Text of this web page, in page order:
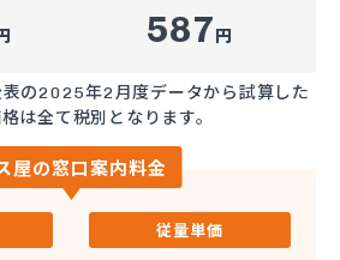
587円
の2025年2月度データから試算した
は全て税別となります。
屋の窓口案内料金
従量単価